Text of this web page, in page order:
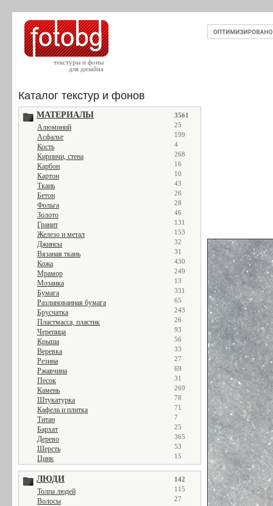
текстуры и фоны
для дизайна
Каталог текстур и фонов
МАТЕРИАЛЫ 3561
Алюминий 25
Асфальт 199
Кость 4
Кирпичи, стена 268
Карбон 16
Картон 10
Ткань 43
Бетон 26
Фольга 28
Золото 46
Гранит 131
Железо и метал 153
Джинсы 32
Вязаная ткань 31
Кожа 430
Мрамор 249
Мозаика 13
Бумага 331
Разлинованная бумага 65
Брусчатка 243
Пластмасса, пластик 26
Черепица 93
Крыша 56
Веревка 33
Резина 27
Ржавчина 69
Песок 31
Камень 269
Штукатурка 78
Кафель и плитка 71
Титан 7
Бархат 25
Дерево 365
Шерсть 53
Цинк 15
ЛЮДИ 142
Толпа людей 115
Волосы 27